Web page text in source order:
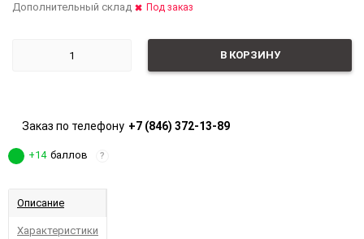
В КОРЗИНУ
Дополнительный склад Под заказ
Заказ по телефону +7 (846) 372-13-89
+14 баллов ?
Описание
Характеристики